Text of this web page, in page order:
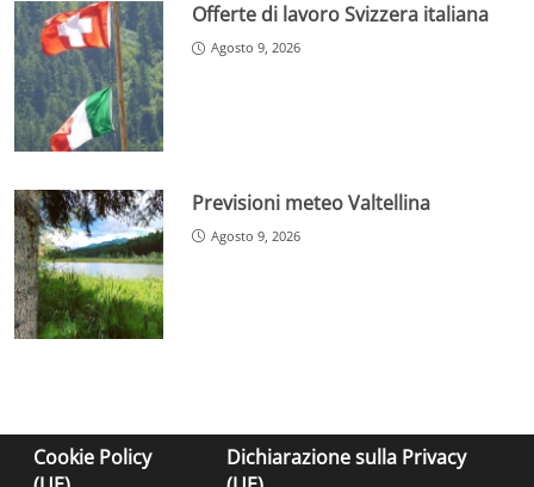
Offerte di lavoro Svizzera italiana
Agosto 9, 2026
Previsioni meteo Valtellina
Agosto 9, 2026
Cookie Policy
Dichiarazione sulla Privacy